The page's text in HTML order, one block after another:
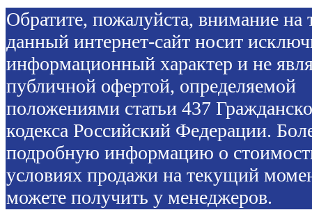
Обратите, пожалуйста, внимание на
данный интернет-сайт носит
информационный характер и не
публичной офертой, определяемой
положениями статьи 437
кодекса Российский Федерации.
подробную информацию о
условиях продажи на текущий
можете получить у менеджеров.